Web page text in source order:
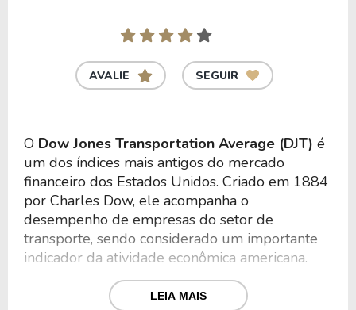
AVALIE SEGUIR
O Dow Jones Transportation Average (DJT) é
um dos índices mais antigos do mercado
financeiro dos Estados Unidos. Criado em 1884
por Charles Dow, ele acompanha o
desempenho de empresas do setor de
transporte, sendo considerado um importante
indicador da atividade econômica americana.
O índice reúne companhias ligadas a
LEIA MAIS